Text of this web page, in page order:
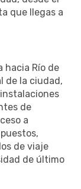
que llegas a
hacia Río de
de la ciudad,
de
a
de viaje
de último